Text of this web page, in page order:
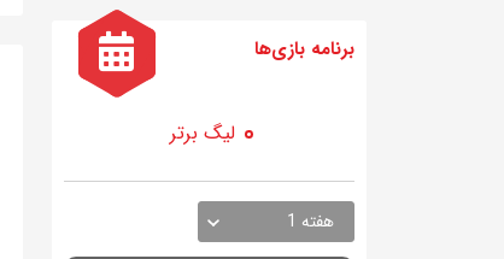
برنامه بازی ها
لیگ برتر
هفته 1